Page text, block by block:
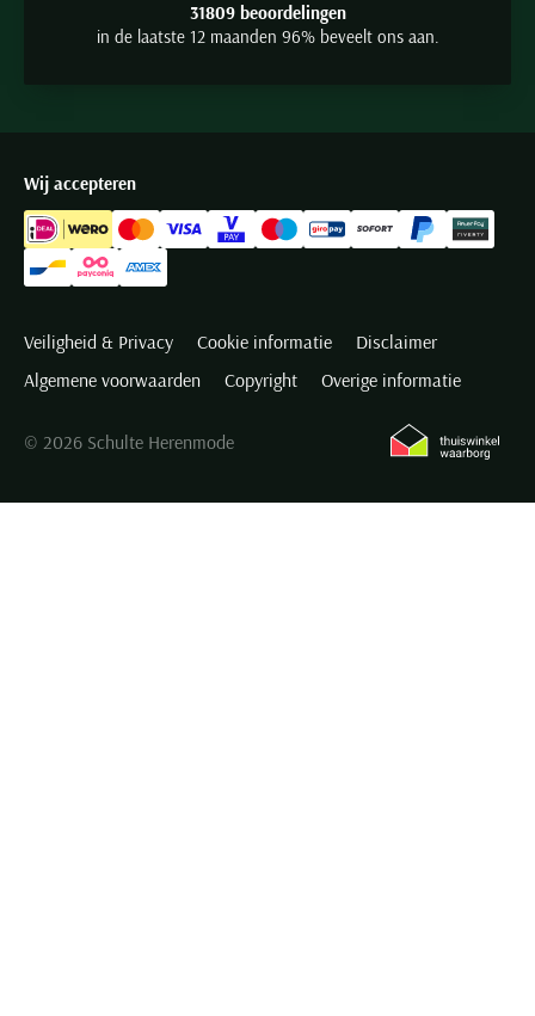
31809 beoordelingen
in de laatste 12 maanden 96% beveelt ons aan.
Wij accepteren
Veiligheid & Privacy Cookie informatie
Disclaimer
Algemene voorwaarden
Copyright Overige informatie
© 2026 Schulte Herenmode